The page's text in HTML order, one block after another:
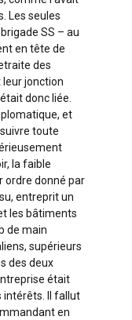
Les seules
SS – au
en tête de
des
jonction
donc liée.
et
toute
la faible
ordre donné par
entreprit un
les bâtiments
de main
supérieurs
des deux
était
intérêts. Il fallut
en